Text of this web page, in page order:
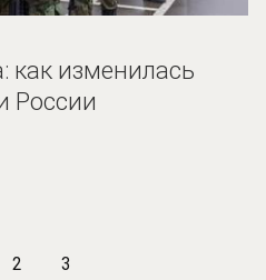
как изменилась
России
2 3